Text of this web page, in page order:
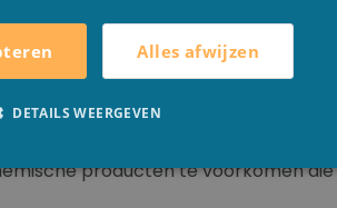
opnieuw ontdekken in een
dat verantwoordelijk is voor
producten te voorkomen die
Alles afwijzen
DETAILS WEERGEVEN